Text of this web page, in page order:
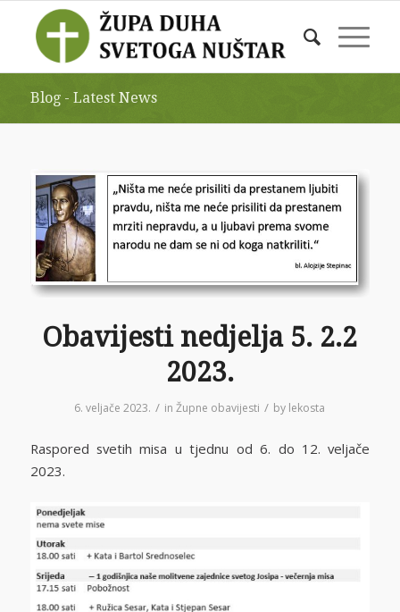
Blog - Latest News
Obavijesti nedjelja 5. 2.2
2023.
6. veljače 2023. / inŽupne obavijesti / by lekosta
Raspored svetih misa u tjednu od 6. do 12. veljače
2023.